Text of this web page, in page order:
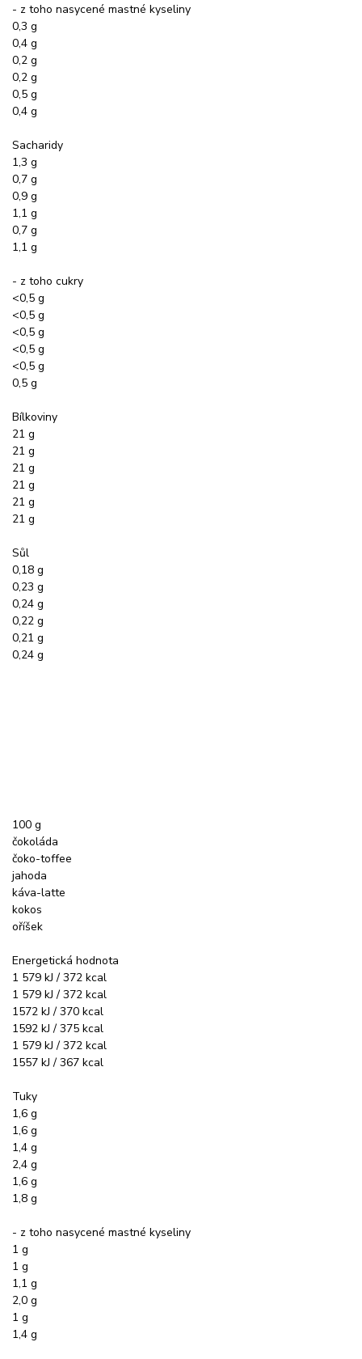
- z toho nasycené mastné kyseliny
0,3 g
0,4 g
0,2 g
0,2 g
0,5 g
0,4 g
Sacharidy
1,3 g
0,7 g
0,9 g
1,1 g
0,7 g
1,1 g
- z toho cukry
<0,5 g
<0,5 g
<0,5 g
<0,5 g
<0,5 g
0,5 g
Bílkoviny
21 g
21 g
21 g
21 g
21 g
21 g
Sůl
0,18 g
0,23 g
0,24 g
0,22 g
0,21 g
0,24 g
100 g
čokoláda
čoko-toffee
jahoda
káva-latte
kokos
oříšek
Energetická hodnota
1 579 kJ / 372 kcal
1 579 kJ / 372 kcal
1572 kJ / 370 kcal
1592 kJ / 375 kcal
1 579 kJ / 372 kcal
1557 kJ / 367 kcal
Tuky
1,6 g
1,6 g
1,4 g
2,4 g
1,6 g
1,8 g
- z toho nasycené mastné kyseliny
1 g
1 g
1,1 g
2,0 g
1 g
1,4 g